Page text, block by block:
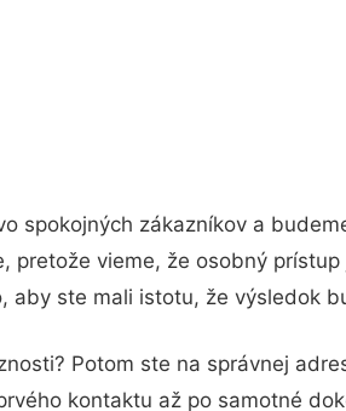
spokojných zákazníkov a
pretože vieme, že osobný
ste mali istotu, že výsledok
Potom ste na správnej
kontaktu až po samotné